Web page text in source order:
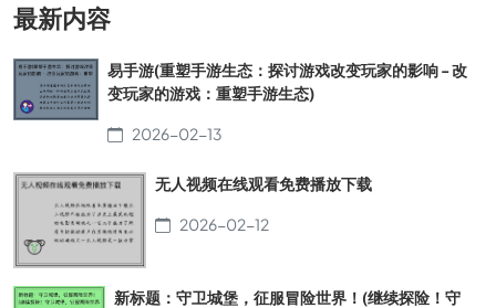
最新内容
易手游(重塑手游生态：探讨游戏改变玩家的影响 - 改
变玩家的游戏：重塑手游生态)
2026-02-13
无人视频在线观看免费播放下载
2026-02-12
新标题：守卫城堡，征服冒险世界！(继续探险！守